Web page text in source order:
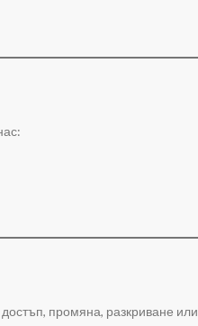
промяна, разкриване